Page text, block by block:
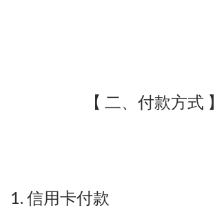
【 二、付款方式 】
1. 信用卡付款